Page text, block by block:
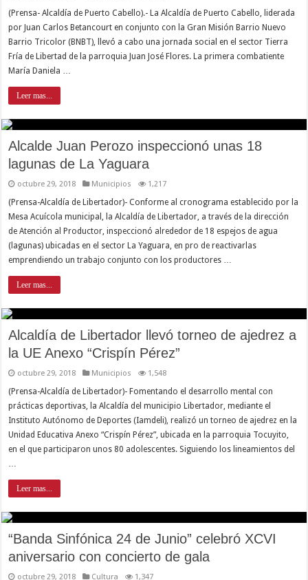
(Prensa- Alcaldía de Puerto Cabello).- La Alcaldía de Puerto Cabello, liderada
por Juan Carlos Betancourt en conjunto con la Gran Misión Barrio Nuevo
Barrio Tricolor (BNBT), llevó a cabo una jornada social en el sector Tierra
Fría de Libertad de la parroquia Juan José Flores. La primera combatiente
María Daniela …
Leer mas...
Alcalde Juan Perozo inspeccionó unas 18
lagunas de La Yaguara
octubre 29, 2018 Municipios 1,217
(Prensa-Alcaldía de Libertador)- Conforme al cronograma establecido por la
Mesa Acuícola municipal, la Alcaldía de Libertador, a través de la dirección
de Atención al Productor, inspeccionó alrededor de 18 espejos de agua
(lagunas) ubicadas en el sector La Yaguara, en pro de reactivarlas
emprendiendo un trabajo conjunto con los productores …
Leer mas...
Alcaldía de Libertador llevó torneo de ajedrez a
la UE Anexo “Crispín Pérez”
octubre 29, 2018 Municipios 1,548
(Prensa-Alcaldía de Libertador)- Fomentando el desarrollo mental con
prácticas deportivas, la Alcaldía del municipio Libertador, mediante el
Instituto Autónomo de Deportes (Iamdeli), realizó un torneo de ajedrez en la
Unidad Educativa Anexo “Crispín Pérez”, ubicada en la parroquia Tocuyito,
en el que participaron unos 80 adolescentes. Siguiendo los lineamientos del
Leer mas...
“Banda Sinfónica 24 de Junio” celebró XCVI
aniversario con concierto de gala
octubre 29, 2018 Cultura 1,347